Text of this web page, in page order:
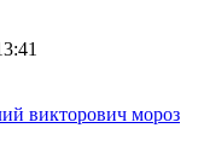
викторович мороз